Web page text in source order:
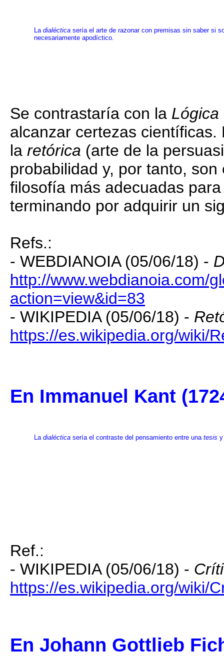
La dialéctica sería el arte de razonar con premisas sin saber si
necesariamente apodíctico.
Se contrastaría con la Lógica
alcanzar certezas
la retórica (arte de la
probabilidad y, por tanto,
filosofía más adecuadas
terminando por adquirir un
Refs.:
- WEBDIANOIA (05/06/18) -
http://www.webdianoia.com/
action=view&id=83
- WIKIPEDIA (05/06/18) -
https://es.wikipedia.org/wiki/
En Immanuel Kant
La dialéctica sería el contraste del pensamiento entre una tesis
Ref.:
- WIKIPEDIA (05/06/18) -
https://es.wikipedia.org/wiki/
En Johann Gottlieb